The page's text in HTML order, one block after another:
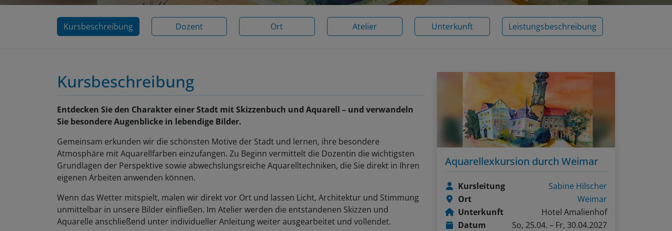
Kursbeschreibung Dozent Ort Atelier Unterkunft Leistungsbeschreibung
Kursbeschreibung
Entdecken Sie den Charakter einer Stadt mit Skizzenbuch und Aquarell – und verwandeln
Sie besondere Augenblicke in lebendige Bilder.
Gemeinsam erkunden wir die schönsten Motive der Stadt und lernen, ihre besondere
Atmosphäre mit Aquarellfarben einzufangen. Zu Beginn vermittelt die Dozentin die wichtigsten
Grundlagen der Perspektive sowie abwechslungsreiche Aquarelltechniken, die Sie direkt in Ihren
eigenen Arbeiten anwenden können.
Wenn das Wetter mitspielt, malen wir direkt vor Ort und lassen Licht, Architektur und Stimmung
unmittelbar in unsere Bilder einfließen. Im Atelier werden die entstandenen Skizzen und
Aquarelle anschließend unter individueller Anleitung weiter ausgearbeitet und vollendet.
Aquarellexkursion durch Weimar
Kursleitung
Sabine Hilscher
Ort
Weimar
Unterkunft
Hotel Amalienhof
Datum
So, 25.04. – Fr, 30.04.2027